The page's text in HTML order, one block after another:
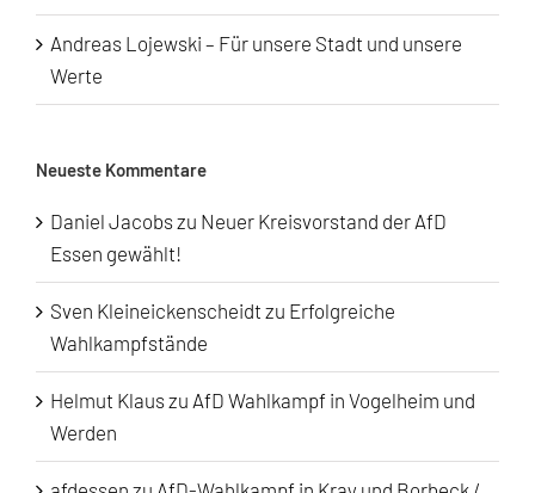
Andreas Lojewski – Für unsere Stadt und unsere
Werte
Neueste Kommentare
Daniel Jacobszu Neuer Kreisvorstand der AfD
Essen gewählt!
Sven Kleineickenscheidt zu Erfolgreiche
Wahlkampfstände
Helmut Klauszu AfD Wahlkampf in Vogelheim und
Werden